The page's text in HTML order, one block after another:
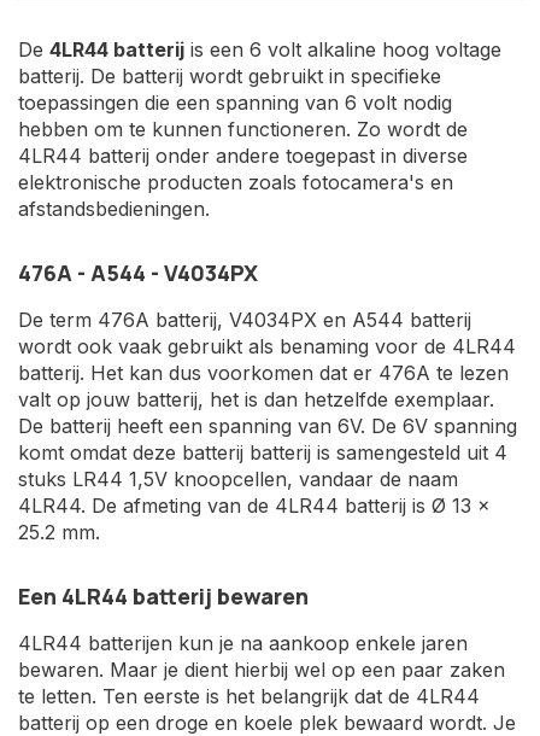
De 4LR44 batterij is een 6 volt alkaline hoog voltage
batterij. De batterij wordt gebruikt in specifieke
toepassingen die een spanning van 6 volt nodig
hebben om te kunnen functioneren. Zo wordt de
4LR44 batterij onder andere toegepast in diverse
elektronische producten zoals fotocamera's en
afstandsbedieningen.
476A - A544 - V4034PX
De term 476A batterij, V4034PX en A544 batterij
wordt ook vaak gebruikt als benaming voor de 4LR44
batterij. Het kan dus voorkomen dat er 476A te lezen
valt op jouw batterij, het is dan hetzelfde exemplaar.
De batterij heeft een spanning van 6V. De 6V spanning
komt omdat deze batterij batterij is samengesteld uit 4
stuks LR44 1,5V knoopcellen, vandaar de naam
4LR44. De afmeting van de 4LR44 batterij is Ø 13 x
25.2 mm.
Een 4LR44 batterij bewaren
4LR44 batterijen kun je na aankoop enkele jaren
bewaren. Maar je dient hierbij wel op een paar zaken
te letten. Ten eerste is het belangrijk dat de 4LR44
batterij op een droge en koele plek bewaard wordt. Je